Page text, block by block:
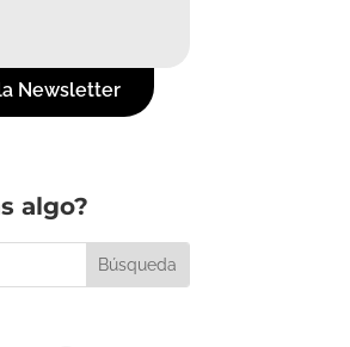
Newsletter
algo?